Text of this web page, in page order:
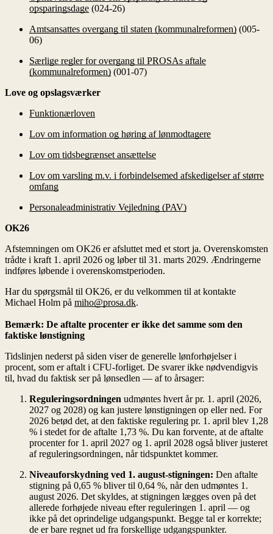
opsparingsdage (024-26)
Amtsansattes overgang til staten (kommunalreformen) (005-
06)
Særlige regler for overgang til PROSAs aftale
(kommunalreformen) (001-07)
Love og opslagsværker
Funktionærloven
Lov om information og høring af lønmodtagere
Lov om tidsbegrænset ansættelse
Lov om varsling m.v. i forbindelsemed afskedigelser af større
omfang
Personaleadministrativ Vejledning (PAV)
OK26
Afstemningen om OK26 er afsluttet med et stort ja. Overenskomsten
trådte i kraft 1. april 2026 og løber til 31. marts 2029. Ændringerne
indføres løbende i overenskomstperioden.
Har du spørgsmål til OK26, er du velkommen til at kontakte
Michael Holm på miho@prosa.dk.
Bemærk: De aftalte procenter er ikke det samme som den
faktiske lønstigning
Tidslinjen nederst på siden viser de generelle lønforhøjelser i
procent, som er aftalt i CFU-forliget. De svarer ikke nødvendigvis
til, hvad du faktisk ser på lønsedlen — af to årsager:
Reguleringsordningen udmøntes hvert år pr. 1. april (2026,
2027 og 2028) og kan justere lønstigningen op eller ned. For
2026 betød det, at den faktiske regulering pr. 1. april blev 1,28
% i stedet for de aftalte 1,73 %. Du kan forvente, at de aftalte
procenter for 1. april 2027 og 1. april 2028 også bliver justeret
af reguleringsordningen, når tidspunktet kommer.
Niveauforskydning ved 1. august-stigningen: Den aftalte
stigning på 0,65 % bliver til 0,64 %, når den udmøntes 1.
august 2026. Det skyldes, at stigningen lægges oven på det
allerede forhøjede niveau efter reguleringen 1. april — og
ikke på det oprindelige udgangspunkt. Begge tal er korrekte;
de er bare regnet ud fra forskellige udgangspunkter.